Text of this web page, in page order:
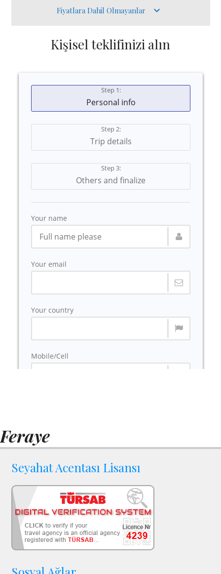
Fiyatlara Dahil Olmayanlar
Kişisel teklifinizi alın
Feraye
Seyahat Acentası Lisansı